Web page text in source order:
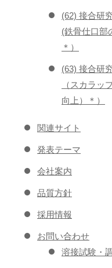
(62) 接合研
(鉄骨仕口部
＊）
(63) 接合研
（スカラッ
向上）＊）
関連サイト
発表テーマ
会社案内
品質方針
採用情報
お問い合わせ
溶接試験・